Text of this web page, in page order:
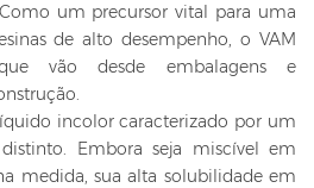
um precursor vital para uma
de alto desempenho, o VAM
vão desde embalagens e
incolor caracterizado por um
Embora seja miscível em
medida, sua alta solubilidade em